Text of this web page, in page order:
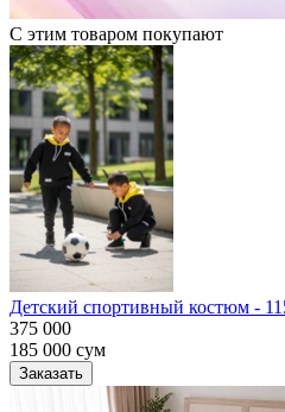
С этим товаром покупают
Детский спортивный костюм -
375 000
185 000 сум
Заказать